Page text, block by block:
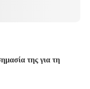
της για τη